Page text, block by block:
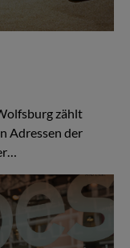
zählt
Adressen der